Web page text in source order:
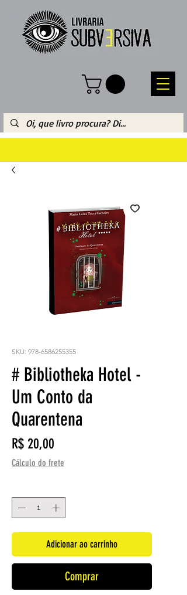
SKU: 978-6586255355
# Bibliotheka Hotel -
Um Conto da
Quarentena
R$ 20,00
Cálculo do frete
Adicionar ao carrinho
Comprar